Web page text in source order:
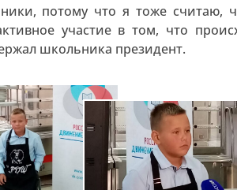
потому что я тоже считаю,
участие в том, что
школьника президент.